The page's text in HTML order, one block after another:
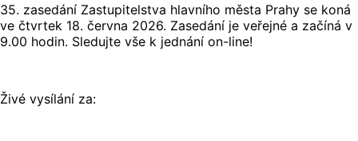
35. zasedání Zastupitelstva hlavního města Prahy se koná
ve čtvrtek 18. června 2026. Zasedání je veřejné a začíná v
9.00 hodin. Sledujte vše k jednání on-line!
Živé vysílání za: